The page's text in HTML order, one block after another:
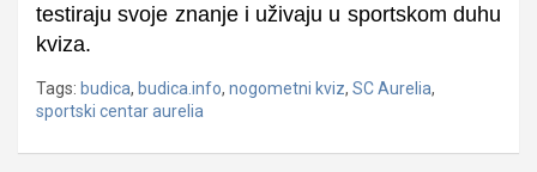
testiraju svoje znanje i uživaju u sportskom duhu
kviza.
Tags: budica, budica.info, nogometni kviz, SC Aurelia,
sportski centar aurelia